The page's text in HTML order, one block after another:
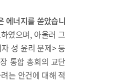
에너지를 쏟았습니
였으며, 아울러 그
성 윤리 문제> 등
통합 총회의 교단
는 안건에 대해 적